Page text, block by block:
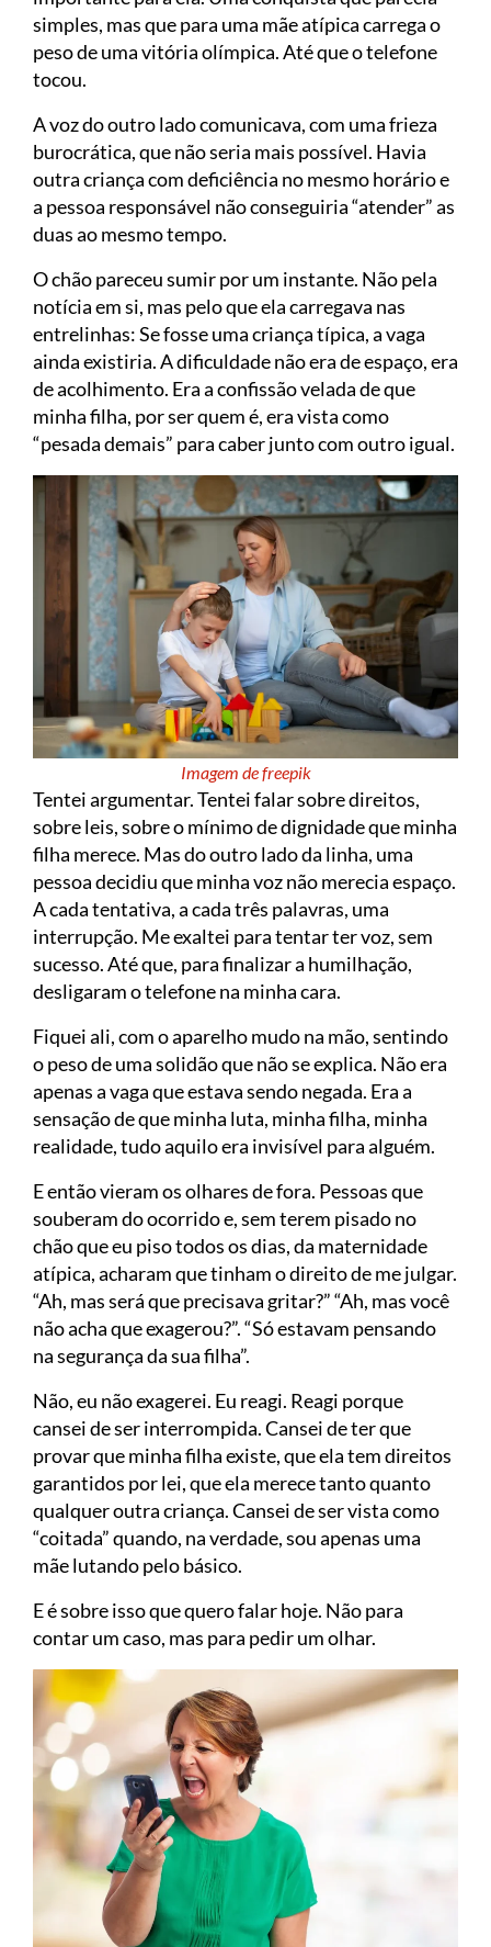
simples, mas que para uma mãe atípica carrega o
peso de uma vitória olímpica. Até que o telefone
tocou.
A voz do outro lado comunicava, com uma frieza
burocrática, que não seria mais possível. Havia
outra criança com deficiência no mesmo horário e
a pessoa responsável não conseguiria “atender” as
duas ao mesmo tempo.
O chão pareceu sumir por um instante. Não pela
notícia em si, mas pelo que ela carregava nas
entrelinhas: Se fosse uma criança típica, a vaga
ainda existiria. A dificuldade não era de espaço, era
de acolhimento. Era a confissão velada de que
minha filha, por ser quem é, era vista como
“pesada demais” para caber junto com outro igual.
Imagem de freepik
Tentei argumentar. Tentei falar sobre direitos,
sobre leis, sobre o mínimo de dignidade que minha
filha merece. Mas do outro lado da linha, uma
pessoa decidiu que minha voz não merecia espaço.
A cada tentativa, a cada três palavras, uma
interrupção. Me exaltei para tentar ter voz, sem
sucesso. Até que, para finalizar a humilhação,
desligaram o telefone na minha cara.
Fiquei ali, com o aparelho mudo na mão, sentindo
o peso de uma solidão que não se explica. Não era
apenas a vaga que estava sendo negada. Era a
sensação de que minha luta, minha filha, minha
realidade, tudo aquilo era invisível para alguém.
E então vieram os olhares de fora. Pessoas que
souberam do ocorrido e, sem terem pisado no
chão que eu piso todos os dias, da maternidade
atípica, acharam que tinham o direito de me julgar.
“Ah, mas será que precisava gritar?” “Ah, mas você
não acha que exagerou?”. “Só estavam pensando
na segurança da sua filha”.
Não, eu não exagerei. Eu reagi. Reagi porque
cansei de ser interrompida. Cansei de ter que
provar que minha filha existe, que ela tem direitos
garantidos por lei, que ela merece tanto quanto
qualquer outra criança. Cansei de ser vista como
“coitada” quando, na verdade, sou apenas uma
mãe lutando pelo básico.
E é sobre isso que quero falar hoje. Não para
contar um caso, mas para pedir um olhar.